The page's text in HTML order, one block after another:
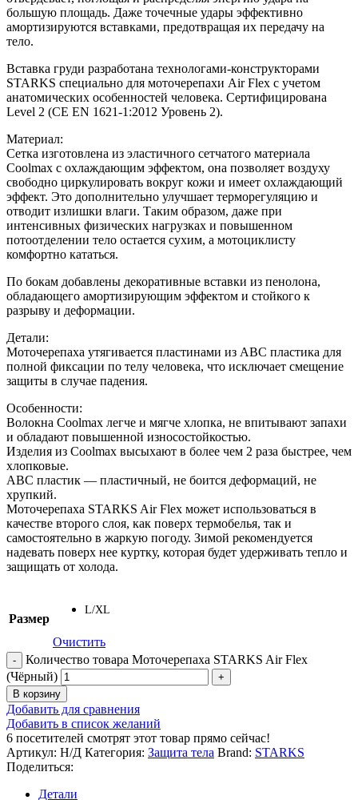
большую площадь. Даже точечные удары эффективно
амортизируются вставками, предотвращая их передачу на
тело.
Вставка груди разработана технологами-конструкторами
STARKS специально для моточерепахи Air Flex с учетом
анатомических особенностей человека. Сертифицирована
Level 2 (CE EN 1621-1:2012 Уровень 2).
Материал:
Сетка изготовлена из эластичного сетчатого материала
Coolmax с охлаждающим эффектом, она позволяет воздуху
свободно циркулировать вокруг кожи и имеет охлаждающий
эффект. Это дополнительно улучшает терморегуляцию и
отводит излишки влаги. Таким образом, даже при
интенсивных физических нагрузках и повышенном
потоотделении тело остается сухим, а мотоциклисту
комфортно кататься.
По бокам добавлены декоративные вставки из пенолона,
обладающего амортизирующим эффектом и стойкого к
разрыву и деформации.
Детали:
Моточерепаха утягивается пластинами из ABC пластика для
полной фиксации по телу человека, что исключает смещение
защиты в случае падения.
Особенности:
Волокна Coolmax легче и мягче хлопка, не впитывают запахи
и обладают повышенной износостойкостью.
Изделия из Coolmax высыхают в более чем 2 раза быстрее, чем
хлопковые.
ABC пластик — пластичный, не боится деформаций, не
хрупкий.
Моточерепаха STARKS Air Flex может использоваться в
качестве второго слоя, как поверх термобелья, так и
самостоятельно в жаркую погоду. Зимой рекомендуется
надевать поверх нее куртку, которая будет удерживать тепло и
защищать от холода.
Размер
L/XL
Очистить
Количество товара Моточерепаха STARKS Air Flex
(Чёрный)
В корзину
Добавить для сравнения
Добавить в список желаний
6 посетителей смотрят этот товар прямо сейчас!
Артикул: Н/Д Категория: Защита тела Brand: STARKS
Поделиться:
Детали